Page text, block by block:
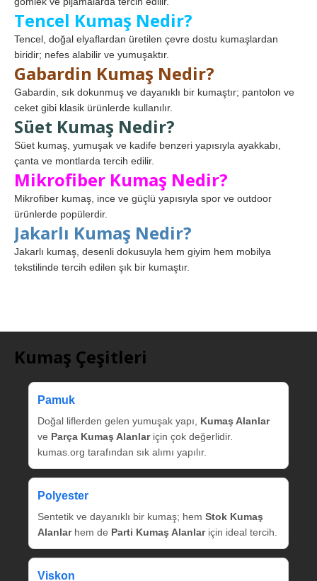
Tencel Kumaş Nedir?
Tencel, doğal elyaflardan üretilen çevre dostu kumaşlardan
biridir; nefes alabilir ve yumuşaktır.
Gabardin Kumaş Nedir?
Gabardin, sık dokunmuş ve dayanıklı bir kumaştır; pantolon ve
ceket gibi klasik ürünlerde kullanılır.
Süet Kumaş Nedir?
Süet kumaş, yumuşak ve kadife benzeri yapısıyla ayakkabı,
çanta ve montlarda tercih edilir.
Mikrofiber Kumaş Nedir?
Mikrofiber kumaş, ince ve güçlü yapısıyla spor ve outdoor
ürünlerde popülerdir.
Jakarlı Kumaş Nedir?
Jakarlı kumaş, desenli dokusuyla hem giyim hem mobilya
tekstilinde tercih edilen şık bir kumaştır.
Kumaş Çeşitleri
Pamuk
Doğal liflerden gelen yumuşak yapı, Kumaş Alanlar
ve Parça Kumaş Alanlariçin çok değerlidir.
kumas.org tarafından sık alımı yapılır.
Polyester
Sentetik ve dayanıklı bir kumaş; hem Stok Kumaş
Alanlarhem de Parti Kumaş Alanlariçin ideal tercih.
Viskon